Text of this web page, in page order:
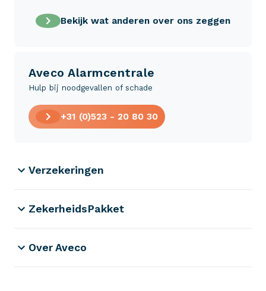
Bekijk wat anderen over ons zeggen
Aveco Alarmcentrale
Hulp bij noodgevallen of schade
+31 (0)523 - 20 80 30
Verzekeringen
ZekerheidsPakket
Over Aveco